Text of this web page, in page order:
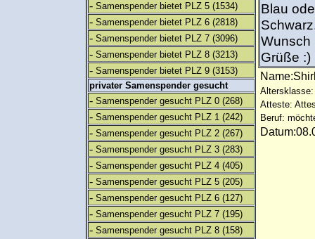
- Samenspender bietet PLZ 5 (1534)
- Samenspender bietet PLZ 6 (2818)
- Samenspender bietet PLZ 7 (3096)
- Samenspender bietet PLZ 8 (3213)
- Samenspender bietet PLZ 9 (3153)
privater Samenspender gesucht
- Samenspender gesucht PLZ 0 (268)
- Samenspender gesucht PLZ 1 (242)
- Samenspender gesucht PLZ 2 (267)
- Samenspender gesucht PLZ 3 (283)
- Samenspender gesucht PLZ 4 (405)
- Samenspender gesucht PLZ 5 (205)
- Samenspender gesucht PLZ 6 (127)
- Samenspender gesucht PLZ 7 (195)
- Samenspender gesucht PLZ 8 (158)
Blau
Wunsch
Grüße :)
Atteste:
Beruf: